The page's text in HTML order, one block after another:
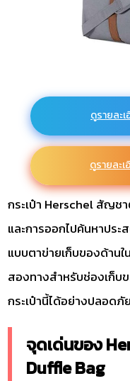
ดูรายละ
ดูรายละ
กระเป๋า Herschel สัญช
และการออกไปค้นหาปร
แบบตาข่ายเก็บของด้าน
สองทางสำหรับช่องเก็บ
กระเป๋านี้ได้อย่างปลอดภัย
จุดเด่นของ
Duffle Bag